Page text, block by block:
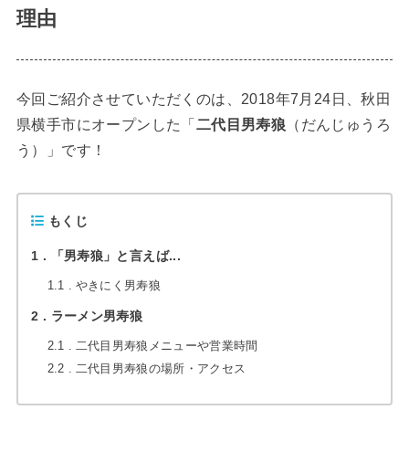
理由
今回ご紹介させていただくのは、2018年7月24日、秋田
県横手市にオープンした「 二代目男寿狼 （だんじゅうろ
う）」です！
もくじ
1 「男寿狼」と言えば...
1.1 やきにく男寿狼
2 ラーメン男寿狼
2.1
二代目男寿狼メニューや営業時間
2.2
二代目男寿狼の場所・アクセス